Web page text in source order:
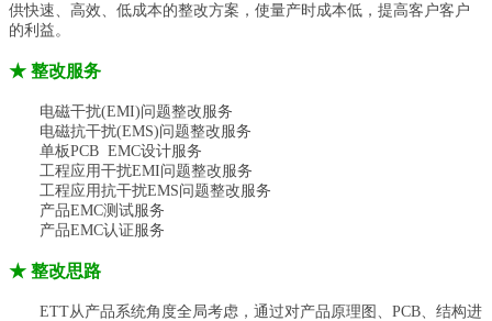
供快速、高效、低成本的整改方案，使量产时成本低，提高客户客户
的利益。
★ 整改服务
电磁干扰(EMI)问题整改服务
电磁抗干扰(EMS)问题整改服务
单板PCB EMC设计服务
工程应用干扰EMI问题整改服务
工程应用抗干扰EMS问题整改服务
产品EMC测试服务
产品EMC认证服务
★ 整改思路
ETT从产品系统角度全局考虑，通过对产品原理图、PCB、结构进